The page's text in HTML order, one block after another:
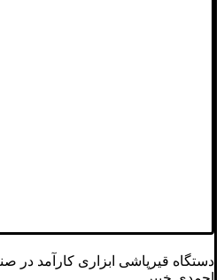
دستگاه قیرپاشی ابزاری کارآمد